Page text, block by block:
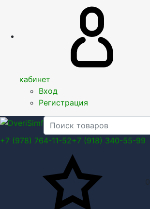
кабинет
Вход
Регистрация
+7 (978) 764-11-52+7 (918) 340-55-99
0